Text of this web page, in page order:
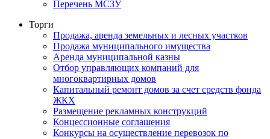
Перечень МСЗУ
Торги
Продажа, аренда земельных и лесных участков
Продажа муниципального имущества
Аренда муниципальной казны
Отбор управляющих компаний для
многоквартирных домов
Капитальный ремонт домов за счет средств фонда
ЖКХ
Размещение рекламных конструкций
Концессионные соглашения
Конкурсы на осуществление перевозок по